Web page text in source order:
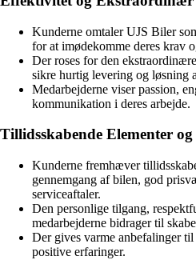
Kunderne omtaler UJS Biler
for at imødekomme deres krav
Der roses for den
sikre hurtig levering og løsning
Medarbejderne viser passion,
kommunikation i deres arbejde.
Tillidsskabende Elementer
Kunderne fremhæver
gennemgang af bilen, god
serviceaftaler.
Den personlige tilgang,
medarbejderne bidrager til
Der gives varme anbefalinger
positive erfaringer.